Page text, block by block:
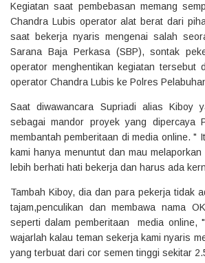
Kegiatan saat pembebasan memang
Chandra Lubis operator alat berat dari
saat bekerja nyaris mengenai salah
Sarana Baja Perkasa (SBP), sontak
operator menghentikan kegiatan tersebut
operator Chandra Lubis ke Polres
Saat diwawancara Supriadi alias Kiboy
sebagai mandor proyek yang dipercaya
membantah pemberitaan di media online. "
kami hanya menuntut dan mau
lebih berhati hati bekerja dan harus ada
Tambah Kiboy, dia dan para pekerja tidak
tajam,penculikan dan membawa nama
seperti dalam pemberitaan media online,
wajarlah kalau teman sekerja kami nyaris
yang terbuat dari cor semen tinggi sekitar